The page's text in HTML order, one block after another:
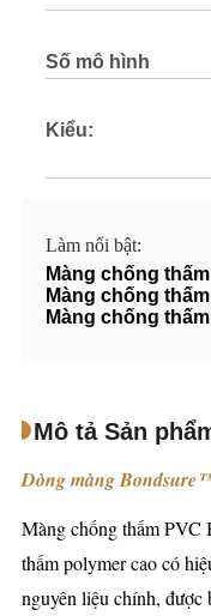
Số mô hình
Kiểu:
Làm nổi bật:
Màng chống
Màng chống
Màng chống
Mô tả Sản
Dòng màng
Màng chống thấm PVC
thấm polymer cao có
nguyên liệu chính, được